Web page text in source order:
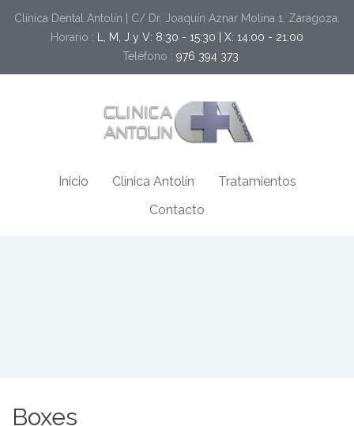
Clínica Dental Antolín | C/ Dr. Joaquín Aznar Molina 1, Zaragoza.
Horario :
L, M, J y V: 8:30 - 15:30 | X: 14:00 - 21:00
Teléfono : 976 394 373
Inicio Clínica Antolín
Tratamientos
Contacto
Boxes